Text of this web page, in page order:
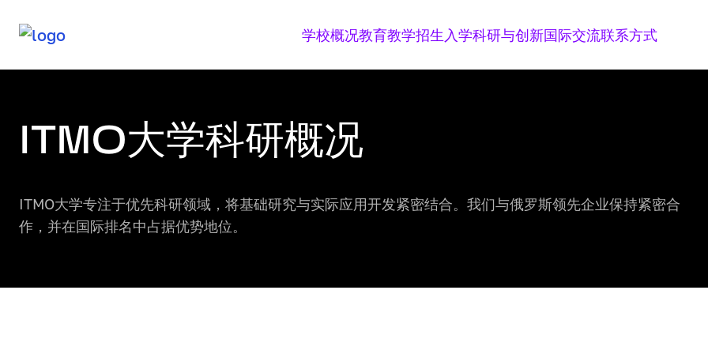
学校概况教育教学招生入学科研与创新国际交流联系方式
ITMO大学科研概况
ITMO大学科研概况
ITMO大学专注于优先科研领域，将基础研究与实际应用开发紧密结合。我们与俄罗斯领先企业保持紧密合
作，并在国际排名中占据优势地位。